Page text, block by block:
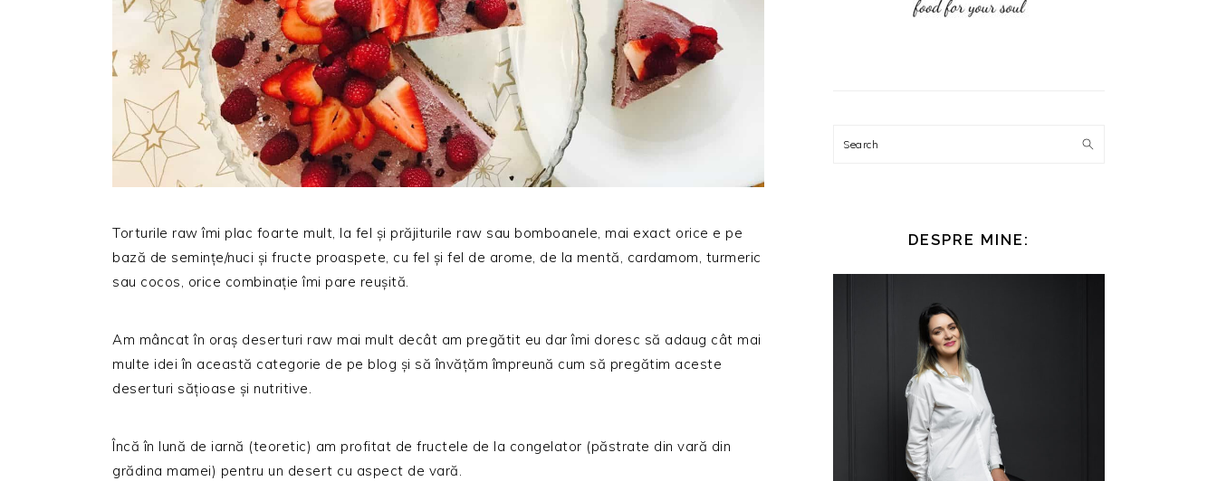
Torturile raw îmi plac foarte mult, la fel și prăjiturile raw sau bomboanele, mai exact orice e pe
bază de semințe/nuci și fructe proaspete, cu fel și fel de arome, de la mentă, cardamom, turmeric
sau cocos, orice combinație îmi pare reușită.
Am mâncat în oraș deserturi raw mai mult decât am pregătit eu dar îmi doresc să adaug cât mai
multe idei în această categorie de pe blog și să învățăm împreună cum să pregătim aceste
deserturi sățioase și nutritive.
Încă în lună de iarnă (teoretic) am profitat de fructele de la congelator (păstrate din vară din
grădina mamei) pentru un desert cu aspect de vară.
Search
DESPRE MINE: